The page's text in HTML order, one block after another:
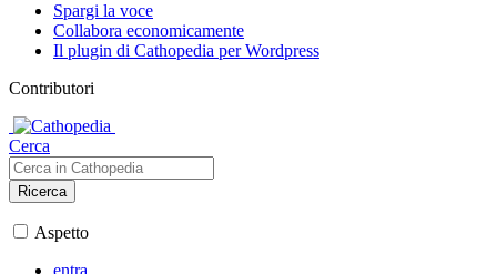
Spargi la voce
Collabora economicamente
Il plugin di Cathopedia per Wordpress
Contributori
Cerca
Ricerca
Aspetto
entra